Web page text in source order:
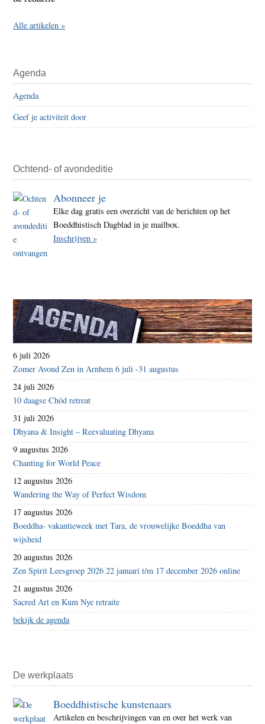
Alle artikelen »
Agenda
Agenda
Geef je activiteit door
Ochtend- of avondeditie
Abonneer je
Elke dag gratis een overzicht van de berichten op het
Boeddhistisch Dagblad in je mailbox.
Inschrijven »
6 juli 2026
Zomer Avond Zen in Arnhem 6 juli -31 augustus
24 juli 2026
10 daagse Chöd retreat
31 juli 2026
Dhyana & Insight – Reevaluating Dhyana
9 augustus 2026
Chanting for World Peace
12 augustus 2026
Wandering the Way of Perfect Wisdom
17 augustus 2026
Boeddha- vakantieweek met Tara, de vrouwelijke Boeddha van
wijsheid
20 augustus 2026
Zen Spirit Leesgroep 2026 22 januari t/m 17 december 2026 online
21 augustus 2026
Sacred Art en Kum Nye retraite
bekijk de agenda
De werkplaats
Boeddhistische kunstenaars
Artikelen en beschrijvingen van en over het werk van